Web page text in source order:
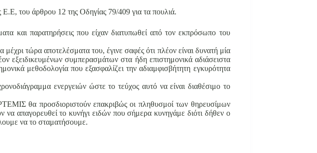
του άρθρου 12 της Οδηγίας 79/409 για τα πουλιά.
και παρατηρήσεις που είχαν διατυπωθεί από τον εκπρόσωπο του
τώρα αποτελέσματα του, έγινε σαφές ότι πλέον είναι δυνατή μία
εξειδικευμένων συμπερασμάτων στα ήδη επιστημονικά αδιάσειστα
μεθοδολογία που εξασφαλίζει την αδιαμφισβήτητη εγκυρότητα
ενεργειών ώστε το τεύχος αυτό να είναι διαθέσιμο το
θα προσδιοριστούν επακριβώς οι πληθυσμοί των θηρευσίμων
απαγορευθεί το κυνήγι ειδών που σήμερα κυνηγάμε διότι δήθεν ο
να το σταματήσουμε.